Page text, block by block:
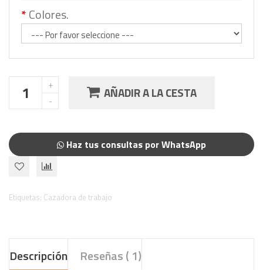
Colores.
AÑADIR A LA CESTA
Haz tus consultas por WhatsApp
Etiquetas: Cazadora de trabajo
Descripción Reseñas ( 1)